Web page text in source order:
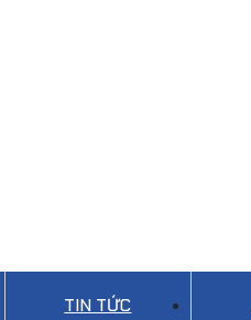
TIN TỨC